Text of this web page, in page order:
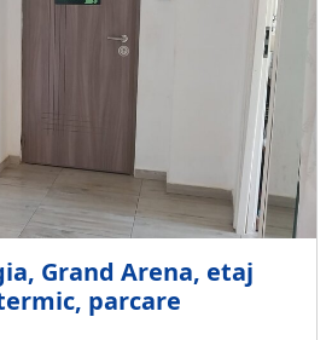
Grand Arena, etaj
parcare